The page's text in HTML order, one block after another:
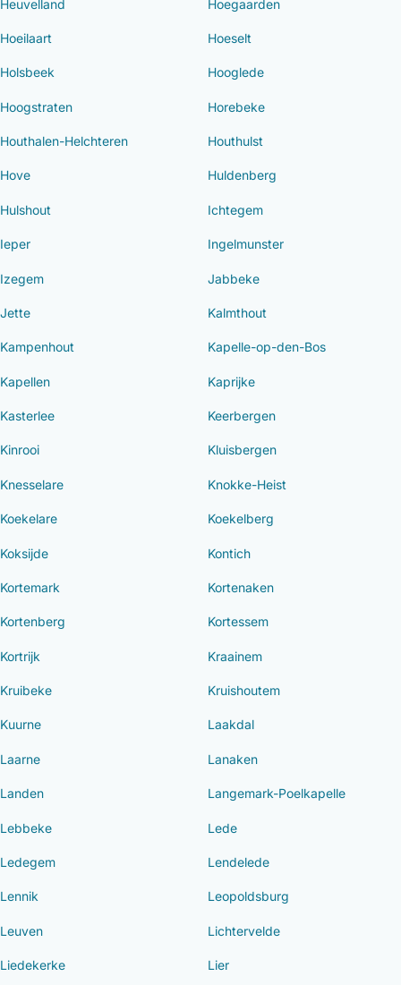
Heuvelland Hoegaarden
Hoeilaart Hoeselt
Holsbeek Hooglede
Hoogstraten Horebeke
Houthalen-Helchteren Houthulst
Hove Huldenberg
Hulshout Ichtegem
Ieper Ingelmunster
Izegem Jabbeke
Jette Kalmthout
Kampenhout Kapelle-op-den-Bos
Kapellen Kaprijke
Kasterlee Keerbergen
Kinrooi Kluisbergen
Knesselare Knokke-Heist
Koekelare Koekelberg
Koksijde Kontich
Kortemark Kortenaken
Kortenberg Kortessem
Kortrijk Kraainem
Kruibeke Kruishoutem
Kuurne Laakdal
Laarne Lanaken
Landen Langemark-Poelkapelle
Lebbeke Lede
Ledegem Lendelede
Lennik Leopoldsburg
Leuven Lichtervelde
Liedekerke Lier